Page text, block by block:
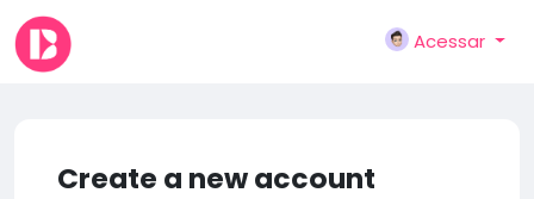
Acessar
Create a new account